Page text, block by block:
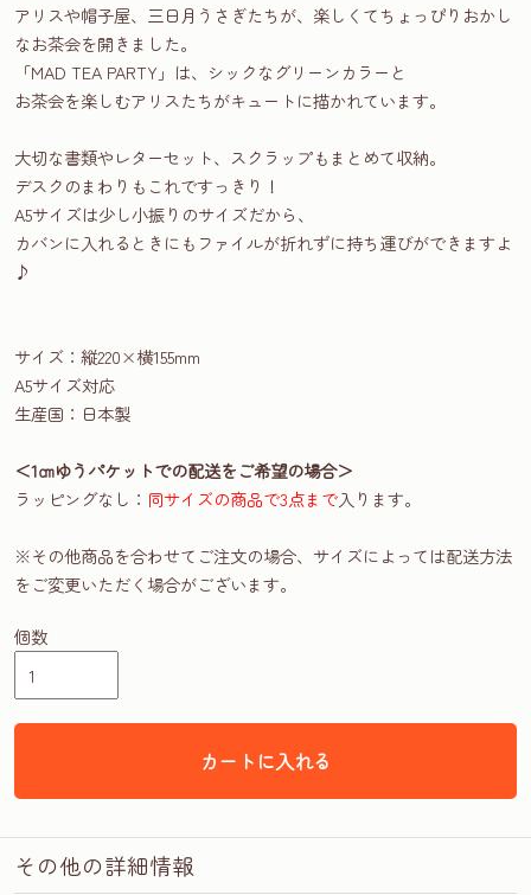
アリスや帽子屋、三日月うさぎたちが、楽しくてちょっぴりおかし
なお茶会を開きました。
「MAD TEA PARTY」は、シックなグリーンカラーと
お茶会を楽しむアリスたちがキュートに描かれています。
大切な書類やレターセット、スクラップもまとめて収納。
デスクのまわりもこれですっきり！
A5サイズは少し小振りのサイズだから、
カバンに入れるときにもファイルが折れずに持ち運びができますよ
♪
サイズ：縦220×横155mm
A5サイズ対応
生産国：日本製
＜1㎝ゆうパケットでの配送をご希望の場合＞
ラッピングなし： 同サイズの商品で3点まで入ります。
※その他商品を合わせてご注文の場合、サイズによっては配送方法
をご変更いただく場合がございます。
個数
カートに入れる
その他の詳細情報